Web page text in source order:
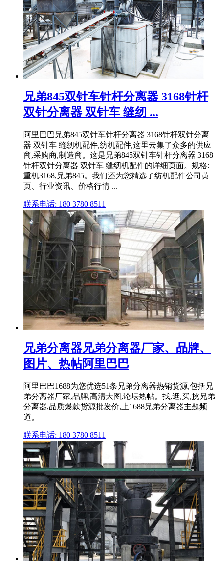
兄弟845双针车针杆分离器 3168针杆
双针分离器 双针车 缝纫 ...
阿里巴巴兄弟845双针车针杆分离器 3168针杆双针分离
器 双针车 缝纫机配件,纺机配件,这里云集了众多的供应
商,采购商,制造商。这是兄弟845双针车针杆分离器 3168
针杆双针分离器 双针车 缝纫机配件的详细页面。规格:
重机3168,兄弟845。我们还为您精选了纺机配件公司黄
页、行业资讯、价格行情 ...
联系电话: 180 3780 8511
兄弟分离器兄弟分离器厂家、品牌、
图片、热帖阿里巴巴
阿里巴巴1688为您优选51条兄弟分离器热销货源,包括兄
弟分离器厂家,品牌,高清大图,论坛热帖。找,逛,买,挑兄弟
分离器,品质爆款货源批发价,上1688兄弟分离器主题频
道。
联系电话: 180 3780 8511